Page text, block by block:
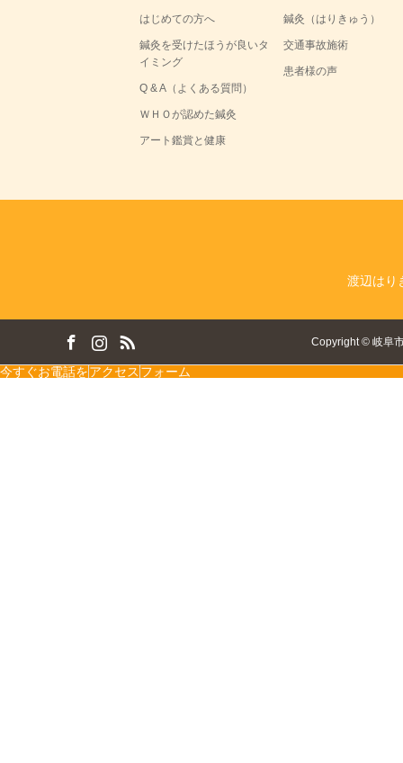
はじめての方へ
鍼灸を受けたほうが良いタ
イミング
Q & A（よくある質問）
ＷＨＯが認めた鍼灸
アート鑑賞と健康
鍼灸（はりきゅう）
交通事故施術
患者様の声
渡辺はり
Copyright© 岐阜
今すぐお電話をアクセス フォーム